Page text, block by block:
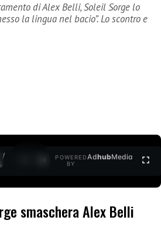
di Alex Belli, Soleil Sorge lo
la lingua nel bacio”. Lo scontro e
/
POWERED
BY
AdhubMedia
smaschera Alex Belli